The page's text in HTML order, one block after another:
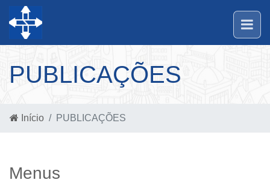
PUBLICAÇÕES
Início PUBLICAÇÕES
Menus